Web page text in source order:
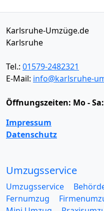
Karlsruhe-Umzüge.de
Karlsruhe
Tel.: 01579-2482321
E-Mail: info@karlsruhe-
Öffnungszeiten: Mo -
Impressum
Datenschutz
Umzugsservice
Umzugsservice
Fernumzug